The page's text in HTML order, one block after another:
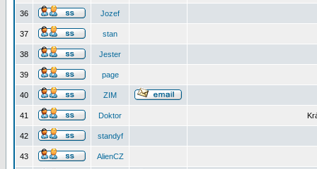
36 Jozef
37 stan
38 Jester
39 page
40 ZIM
41 Doktor
42 standyf
43 AlienCZ